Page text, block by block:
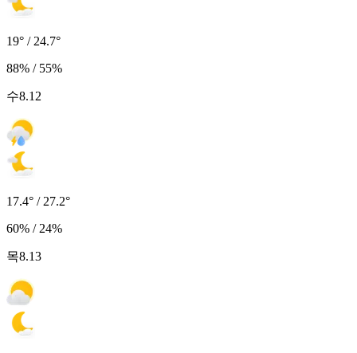
19° / 24.7°
88% / 55%
수8.12
17.4° / 27.2°
60% / 24%
목8.13